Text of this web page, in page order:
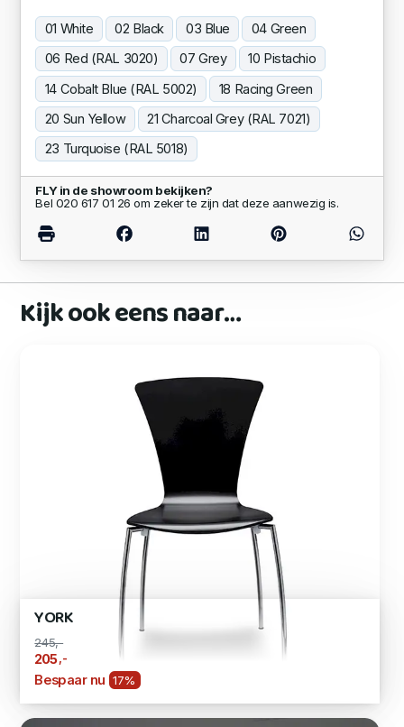
01 White 02 Black 03 Blue
04 Green
06 Red (RAL 3020)
07 Grey
10 Pistachio
14 Cobalt Blue (RAL 5002)
18 Racing Green
20 Sun Yellow
21 Charcoal Grey (RAL 7021)
23 Turquoise (RAL 5018)
FLY in de showroom bekijken?
Bel 020 617 01 26 om zeker te zijn dat deze aanwezig is.
Kijk ook eens naar…
YORK
245,-
205 ,-
Bespaar nu 17%